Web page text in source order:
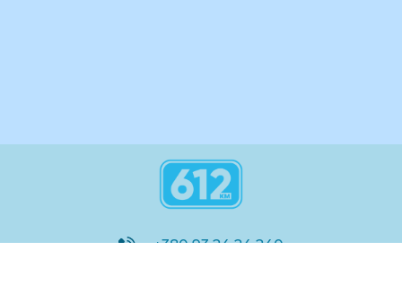
+380 93 24 24 240